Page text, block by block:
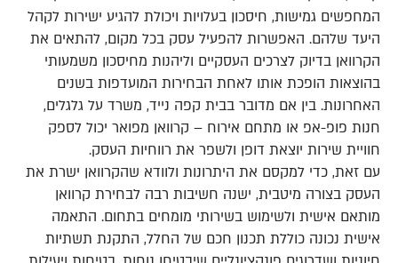
המחפשים גמישות, חיסכון בעלויות ויכולת להגיע ישירות לקהל
היעד שלהם. האפשרות להפעיל עסק בכל מקום, להתאים את
הקרוואן בדיוק לצרכים העסקיים וליהנות מחיסכון משמעותי
בהוצאות הופכת אותו לאחת הבחירות המועדפות בשנים
האחרונות. בין אם מדובר בבית קפה נייד, משרד על גלגלים,
חנות פופ-אפ או מתחם אירוח – קרוואן מפואר יכול לספק
חוויית שירות יוצאת דופן ולשפר את רווחיות העסק.
עם זאת, כדי למקסם את היתרונות ולוודא שהקרוואן ישרת את
העסק בצורה מיטבית, ישנה חשיבות רבה לבחירת קרוואן
מותאם אישית ולשימוש בשירותי מומחים בתחום. התאמה
אישית נכונה כוללת תכנון חכם של החלל, התקנת תשתיות